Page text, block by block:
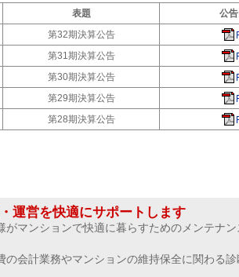
表題
公
第32期決算公告
第31期決算公告
第30期決算公告
第29期決算公告
第28期決算公告
運営を快適にサポートします
がマンションで快適に暮らすためのメンテナ
の会計業務やマンションの維持保全に関わる